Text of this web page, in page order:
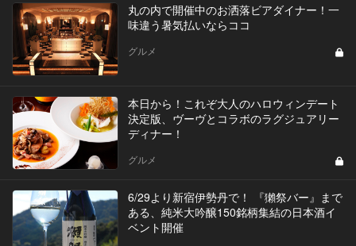
丸の内で開催中のお洒落ビアダイナー！一
味違う暑気払いならココ
グルメ
本日から！これぞ大人のハロウィンデート
決定版、ヴーヴとコラボのラグジュアリー
ディナー！
グルメ
6/29より新宿伊勢丹で！ 『獺祭バー』まで
ある、純米大吟醸150銘柄集結の日本酒イ
ベント開催